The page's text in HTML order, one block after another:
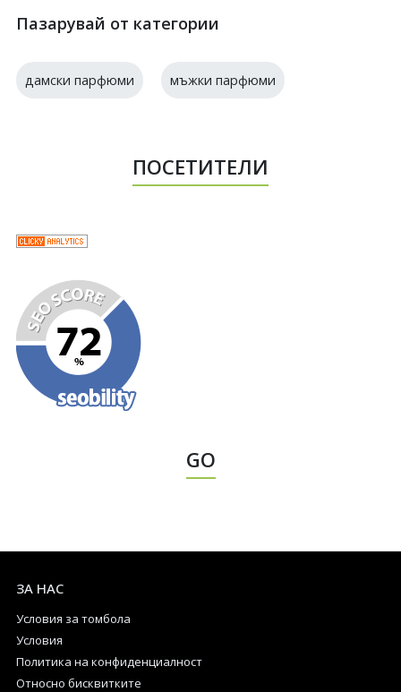
Пазарувай от категории
дамски парфюми мъжки парфюми
ПОСЕТИТЕЛИ
GO
ЗА НАС
Условия за томбола
Условия
Политика на конфиденциалност
Относно бисквитките